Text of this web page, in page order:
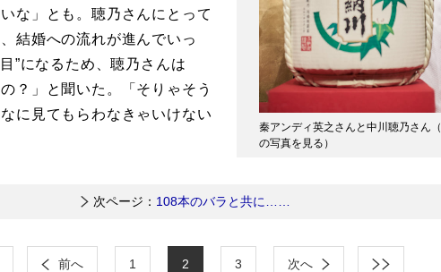
秦アンディ英之さんと中川聴乃さん（
の写真を見る ）
な」とも。聴乃さんにとって
結婚への流れが進んでいっ
”になるため、聴乃さんは
？」と聞いた。「そりゃそう
に見てもらわなきゃいけない
次ページ： 108本のバラと共に……
前へ 1 2 3 次へ